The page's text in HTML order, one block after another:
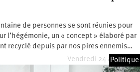
de personnes se sont réunies pour
l’hégémonie, un « concept » élaboré par
recyclé depuis par nos pires ennemis…
Vendredi 24 avril 2026
Politique